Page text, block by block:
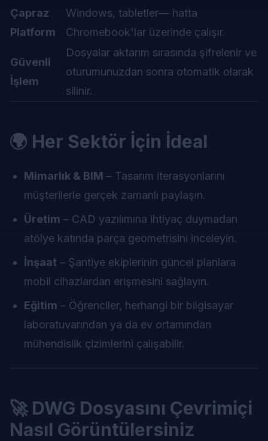
Çapraz
Platform
Windows, tabletler— hatta
Chromebook'lar üzerinde çalışır.
Güvenli
İşlem
Dosyalar aktarım sırasında şifrelenir ve
oturumunuzdan sonra otomatik olarak
silinir.
🌍 Her Sektör İçin İdeal
Mimarlık & BIM – Tasarım iterasyonlarını
müşterilerle gerçek zamanlı paylaşın.
Üretim – CAD yazılımına ihtiyaç duymadan
atölye katında parça geometrisini inceleyin.
İnşaat – Şantiye ekiplerinin güncel planlara
mobil cihazlardan erişmesini sağlayın.
Eğitim – Öğrenciler, herhangi bir bilgisayar
laboratuvarından ya da ev ortamından
mühendislik çizimlerini çalışabilir.
🚀 DWG Dosyasını Çevrimiçi
Nasıl Görüntülersiniz